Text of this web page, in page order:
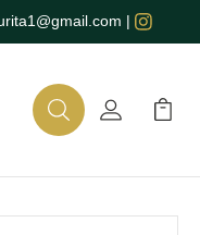
|
BuscarMi Cuenta
Mi